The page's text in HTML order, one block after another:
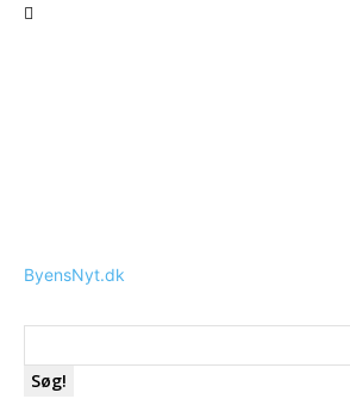
ByensNyt.dk
Søg!